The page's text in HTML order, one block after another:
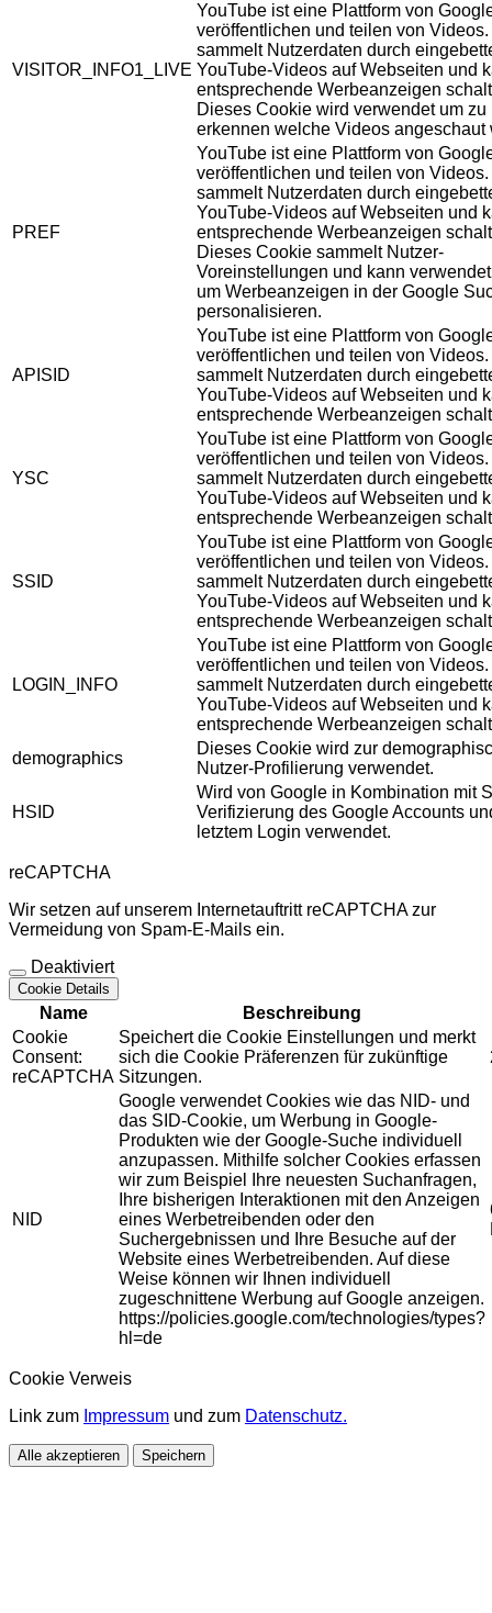
VISITOR_INFO1_LIVE
YouTube ist eine Plattform von
veröffentlichen und teilen von
sammelt Nutzerdaten durch
YouTube-Videos auf Webseiten und
entsprechende Werbeanzeigen
Dieses Cookie wird verwendet um zu
erkennen welche Videos angeschaut
PREF
YouTube ist eine Plattform von
veröffentlichen und teilen von
sammelt Nutzerdaten durch
YouTube-Videos auf Webseiten und
entsprechende Werbeanzeigen
Dieses Cookie sammelt Nutzer-
Voreinstellungen und kann
um Werbeanzeigen in der Google
personalisieren.
APISID
YouTube ist eine Plattform von
veröffentlichen und teilen von
sammelt Nutzerdaten durch
YouTube-Videos auf Webseiten und
entsprechende Werbeanzeigen
YSC
YouTube ist eine Plattform von
veröffentlichen und teilen von
sammelt Nutzerdaten durch
YouTube-Videos auf Webseiten und
entsprechende Werbeanzeigen
SSID
YouTube ist eine Plattform von
veröffentlichen und teilen von
sammelt Nutzerdaten durch
YouTube-Videos auf Webseiten und
entsprechende Werbeanzeigen
LOGIN_INFO
YouTube ist eine Plattform von
veröffentlichen und teilen von
sammelt Nutzerdaten durch
YouTube-Videos auf Webseiten und
entsprechende Werbeanzeigen
demographics
Dieses Cookie wird zur
Nutzer-Profilierung verwendet.
HSID
Wird von Google in Kombination mit
Verifizierung des Google Accounts
letztem Login verwendet.
reCAPTCHA
Wir setzen auf unserem Internetauftritt reCAPTCHA zur
Vermeidung von Spam-E-Mails ein.
Deaktiviert
Cookie Details
Name
Beschreibung
Cookie
Consent:
reCAPTCHA
Speichert die Cookie Einstellungen und merkt
sich die Cookie Präferenzen für zukünftige
Sitzungen.
NID
Google verwendet Cookies wie das NID- und
das SID-Cookie, um Werbung in Google-
Produkten wie der Google-Suche individuell
anzupassen. Mithilfe solcher Cookies erfassen
wir zum Beispiel Ihre neuesten Suchanfragen,
Ihre bisherigen Interaktionen mit den Anzeigen
eines Werbetreibenden oder den
Suchergebnissen und Ihre Besuche auf der
Website eines Werbetreibenden. Auf diese
Weise können wir Ihnen individuell
zugeschnittene Werbung auf Google anzeigen.
https://policies.google.com/technologies/types?
hl=de
Cookie Verweis
Link zum Impressum und zum Datenschutz.
Alle akzeptieren Speichern